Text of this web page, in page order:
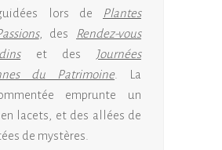
lors de
Plantes
, des
Rendez-vous
et des
Journées
du Patrimoine. La
emprunte un
lacets, et des allées de
de mystères.